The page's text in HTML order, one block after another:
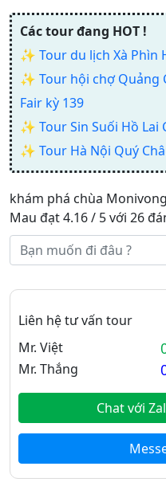
Các tour đang HOT !
✨ Tour du lịch Xà Phìn
✨ Tour hội chợ Quảng
Fair kỳ 139
✨ Tour Sin Suối Hồ
✨ Tour Hà Nội Quý
khám phá chùa
Mau đạt 4.16 / 5 với 26
Liên hệ tư vấn tour
Mr. Việt
Mr. Thắng
Chat với